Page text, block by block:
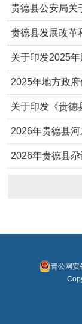
增地方政府一般
贵德县公安局关
方政府一般债券
贵德县发展改革
年-2025年末发
关于印发2025
考评结果的通报
2025年地方政
关于印发《贵德
群众身边不正之
通知
2026年贵德县
2026年贵德县
青公网